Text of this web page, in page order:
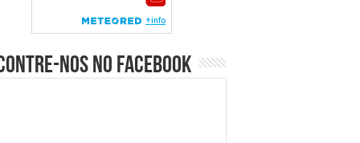
nos no Facebook